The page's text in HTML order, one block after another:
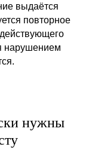
выдаётся
повторное
нарушением
нужны